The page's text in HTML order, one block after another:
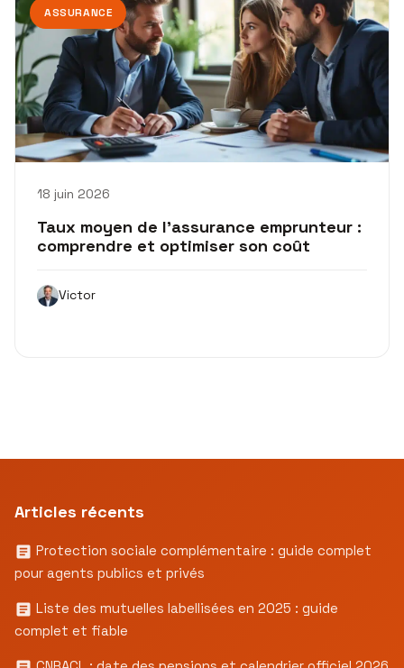
ASSURANCE
18 juin 2026
Taux moyen de l’assurance emprunteur :
comprendre et optimiser son coût
Victor
Articles récents
Protection sociale complémentaire : guide complet
pour agents publics et privés
Liste des mutuelles labellisées en 2025 : guide
complet et fiable